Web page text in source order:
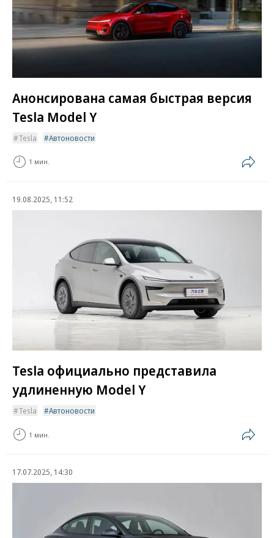
Анонсирована самая быстрая версия
Tesla Model Y
Tesla Автоновости
1 мин.
19.08.2025, 11:52
Tesla официально представила
удлиненную Model Y
Tesla Автоновости
1 мин.
17.07.2025, 14:30